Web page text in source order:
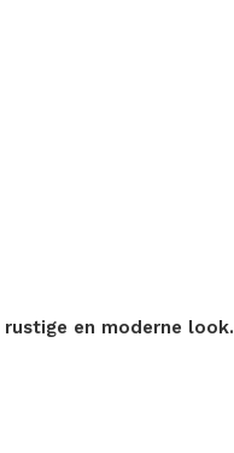
en moderne look.